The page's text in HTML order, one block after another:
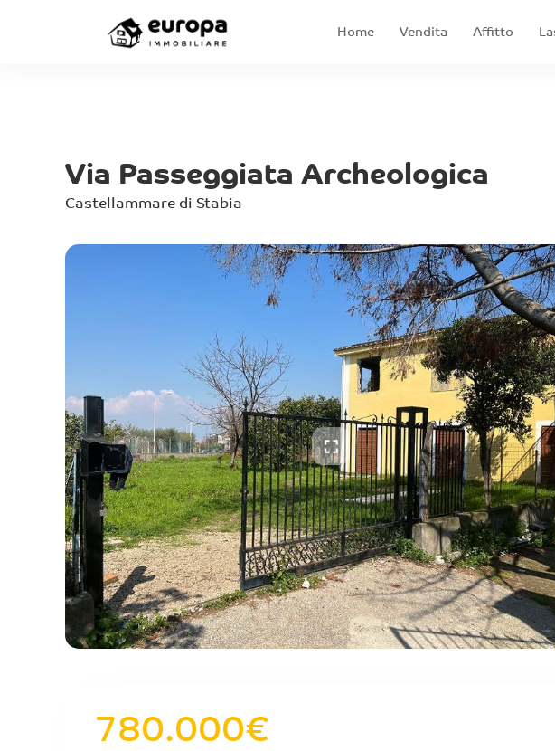
Home Vendita Affitto
Via Passeggiata Archeologica
Castellammare di Stabia
780.000€